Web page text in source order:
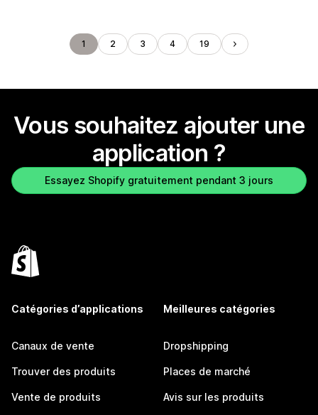
1 2 3 4 19
Vous souhaitez ajouter une
application ?
Essayez Shopify gratuitement pendant 3 jours
Catégories d’applications
Canaux de vente
Trouver des produits
Vente de produits
Meilleures catégories
Dropshipping
Places de marché
Avis sur les produits